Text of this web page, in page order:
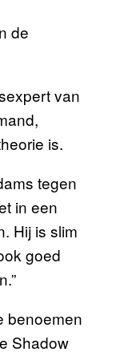
de
van
is.
tegen
in een
Hij is slim
goed
benoemen
Shadow